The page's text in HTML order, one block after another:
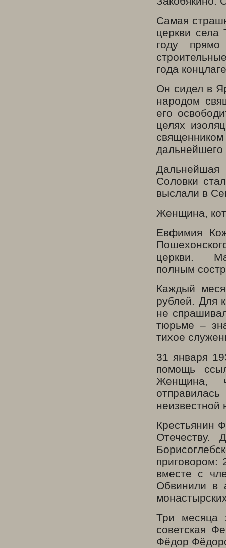
Самая
церкви села
году
года
Он сидел в
народом
его
целях
дальнейшего
Соловки
выслали в
Женщина,
Евфимия
церкви.
полным
Каждый
рублей. Для
не
тюрьме –
тихое
31 января
помощь
Женщина,
неизвестной
Крестьянин
Отечеству.
приговором:
вместе с
Обвинили в
Три месяца
советская
Фёдор